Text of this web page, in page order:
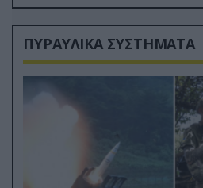
ΠΥΡΑΥΛΙΚΑ ΣΥΣΤΗΜΑΤΑ